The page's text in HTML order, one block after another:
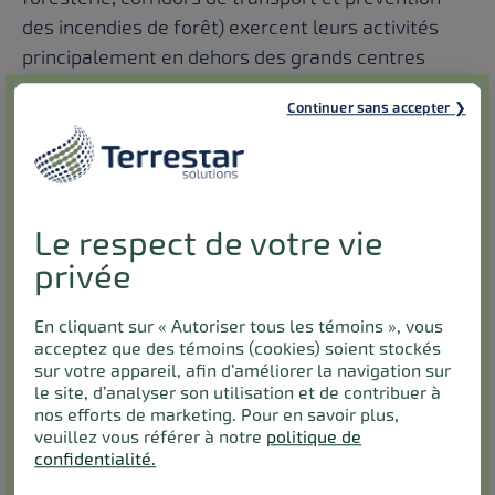
des incendies de forêt) exercent leurs activités
principalement en dehors des grands centres
urbains, bien au-delà de la portée de la couverture
Ces secteurs dépendent de la surveillance
continue, des systèmes de sécurité et du suivi des
rendus possibles par la transformation numérique
ne peuvent être pleinement réalisés tant qu’une
connectivité avancée ne leur est pas accessible.
Au cours de 32 semaines de tests en conditions
réelles, LUBEX a confirmé la fiabilité de la
connectivité IdO hybride de Terrestar en Abitibi-
Témiscamingue, une région où la connectivité est
particulièrement problématique. Grâce à la
solution par carte SIM de Terrestar, le spécialiste
Le respect de votre vie
privée
En cliquant sur « Autoriser tous les témoins », vous
acceptez que des témoins (cookies) soient stockés
sur votre appareil, afin d’améliorer la navigation sur
le site, d’analyser son utilisation et de contribuer à
nos efforts de marketing. Pour en savoir plus,
veuillez vous référer à notre politique de
confidentialité.
Continuer sans accepter